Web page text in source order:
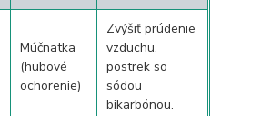
Múčnatka
(hubové
ochorenie)
Zvýšiť prúdenie
vzduchu,
postrek so
sódou
bikarbónou.